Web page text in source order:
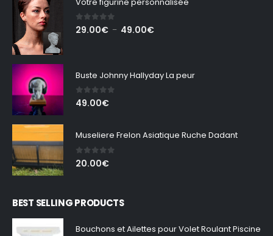
0out of 5
29.00€ – 49.00€Plage
à
Buste Johnny Hallyday La peur
0 out of 5
49.00€
Museliere Frelon Asiatique Ruche Dadant
0out of 5
20.00€
BEST SELLING PRODUCTS
Bouchons et Ailettes pour Volet Roulant Piscine